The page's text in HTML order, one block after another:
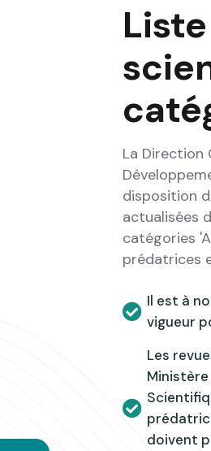
La Direction
disposition
actualisées
catégories
prédatrices
Il est à
vigueur
Les
doivent